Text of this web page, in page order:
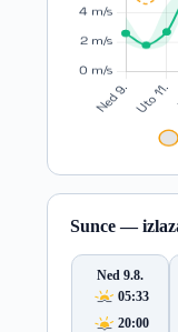
Sunce —
Ned 9.8.
05:33
20:00